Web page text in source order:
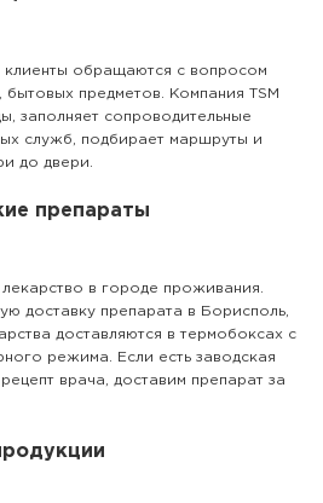
обращаются с вопросом
предметов. Компания TSM
заполняет сопроводительные
служб, подбирает маршруты и
до двери.
препараты
в городе проживания.
доставку препарата в Борисполь,
доставляются в термобоксах с
режима. Если есть заводская
врача, доставим препарат за